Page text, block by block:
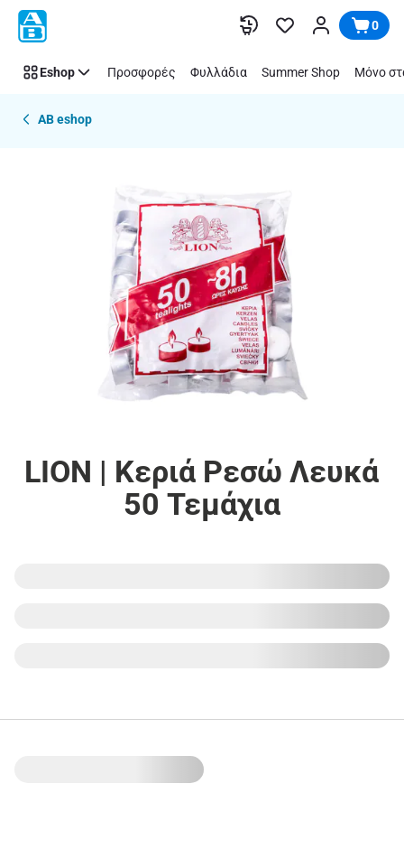
Παράλειψη 0
Eshop Προσφορές Φυλλάδια Summer Shop Μόνο
AB eshop
LION | Κεριά Ρεσώ Λευκά
50 Τεμάχια